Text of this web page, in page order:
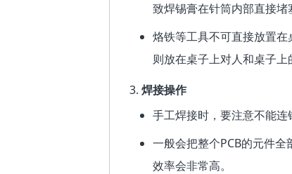
致焊锡膏在针筒内部直接堵
烙铁等工具不可直接放置
则放在桌子上对人和桌子上
焊接操作
手工焊接时，要注意不能连
一般会把整个PCB的元件
效率会非常高。